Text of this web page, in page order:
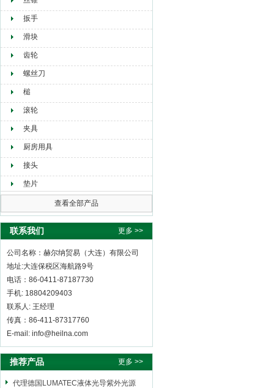
扳手
滑块
齿轮
螺丝刀
槌
滚轮
夹具
厨房用具
接头
垫片
查看全部产品
联系我们 更多 >>
公司名称：赫尔纳贸易（大连）有限公司
地址:大连保税区海航路9号
电话：86-0411-87187730
手机: 18804209403
联系人: 王经理
传真：86-411-87317760
E-mail: info@heilna.com
推荐产品 更多 >>
代理德国LUMATEC液体光导紫外光源